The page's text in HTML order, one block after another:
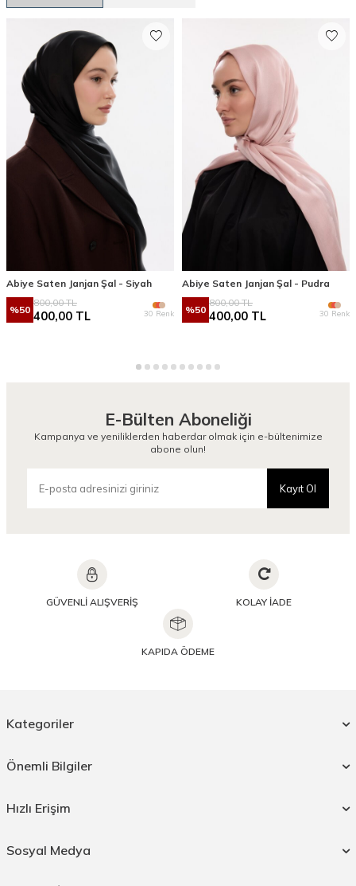
Abiye Saten Janjan Şal - Siyah
%50
800,00TL
400,00 TL 30 Renk
Abiye Saten Janjan Şal - Pudra
%50
800,00TL
400,00 TL 30 Renk
E-Bülten Aboneliği
Kampanya ve yeniliklerden haberdar olmak için e-bültenimize
abone olun!
Kayıt Ol
GÜVENLİ ALIŞVERİŞ KOLAY İADE
KAPIDA ÖDEME
Sosyal Medya
Kategoriler
Önemli Bilgiler
Hızlı Erişim